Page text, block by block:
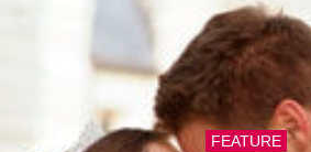
FEATURE